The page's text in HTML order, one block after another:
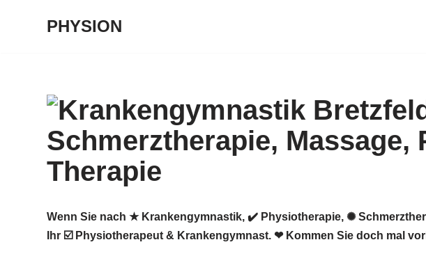
PHYSION
Wenn Sie nach ★ Krankengymnastik, ✔️ Physiotherapie, ✺
Ihr ☑️ Physiotherapeut & Krankengymnast. ❤ Kommen Sie doch mal